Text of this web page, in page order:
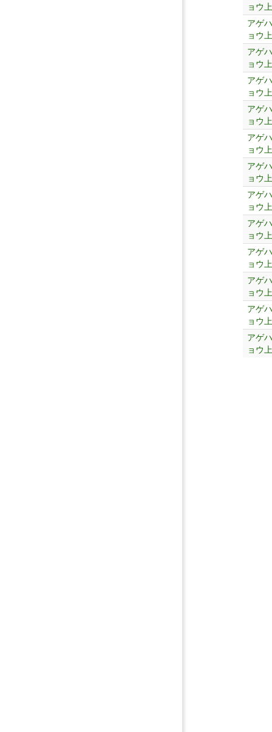
ョウ
アゲ
ョウ
アゲ
ョウ
アゲ
ョウ
アゲ
ョウ
アゲ
ョウ
アゲ
ョウ
アゲ
ョウ
アゲ
ョウ
アゲ
ョウ
アゲ
ョウ
アゲ
ョウ
アゲ
ョウ